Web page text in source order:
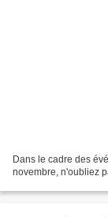
Dans le cadre des
novembre, n'oubliez